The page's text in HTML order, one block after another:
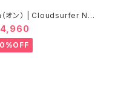
オン） | Cloudsurfer Nex
White | Men